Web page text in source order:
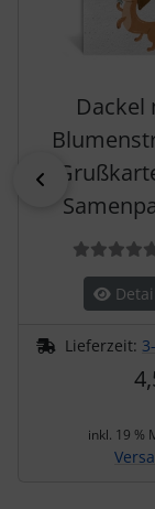
zurück
Dackel
Lieferzeit:
inkl. 19 %